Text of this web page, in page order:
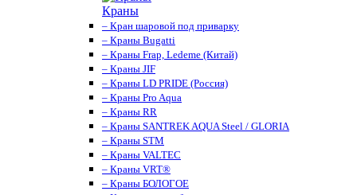
Краны
– Кран шаровой под приварку
– Краны Bugatti
– Краны Frap, Ledeme (Китай)
– Краны JIF
– Краны LD PRIDE (Россия)
– Краны Pro Aqua
– Краны RR
– Краны SANTREK AQUA Steel / GLORIA
– Краны STM
– Краны VALTEC
– Краны VRT®
– Краны БОЛОГОЕ